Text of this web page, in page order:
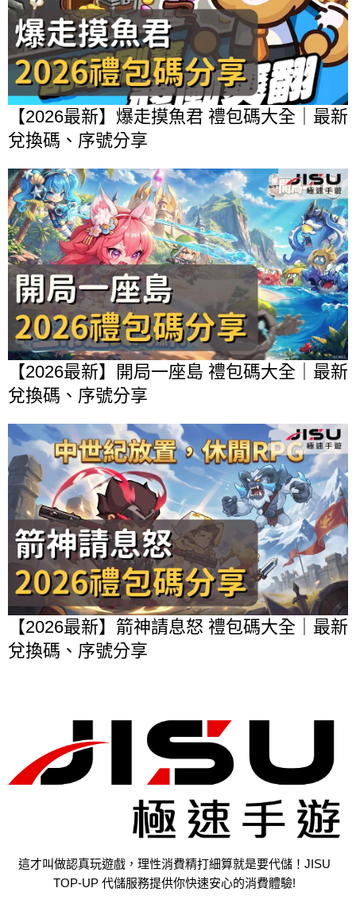
【2026最新】爆走摸魚君 禮包碼大全｜最新
兌換碼、序號分享
【2026最新】開局一座島 禮包碼大全｜最新
兌換碼、序號分享
【2026最新】箭神請息怒 禮包碼大全｜最新
兌換碼、序號分享
這才叫做認真玩遊戲，理性消費精打細算就是要代儲！JISU
TOP-UP 代儲服務提供你快速安心的消費體驗!